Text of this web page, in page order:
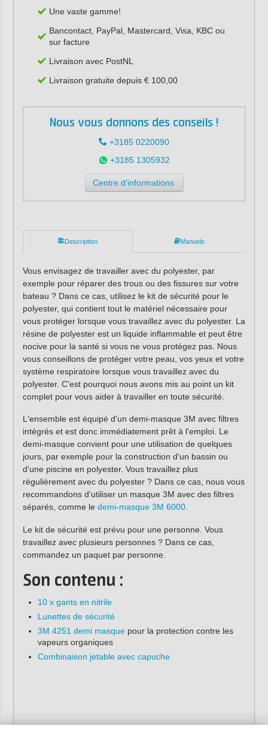
Une vaste gamme!
Bancontact, PayPal, Mastercard, Visa, KBC ou
sur facture
Livraison avec PostNL
Livraison gratuite depuis € 100,00
Nous vous donnons des conseils !
+3185 0220090
+3185 1305932
Centre d'informations
Description Manuels
Vous envisagez de travailler avec du polyester, par
exemple pour réparer des trous ou des fissures sur votre
bateau ? Dans ce cas, utilisez le kit de sécurité pour le
polyester, qui contient tout le matériel nécessaire pour
vous protéger lorsque vous travaillez avec du polyester. La
résine de polyester est un liquide inflammable et peut être
nocive pour la santé si vous ne vous protégez pas. Nous
vous conseillons de protéger votre peau, vos yeux et votre
système respiratoire lorsque vous travaillez avec du
polyester. C'est pourquoi nous avons mis au point un kit
complet pour vous aider à travailler en toute sécurité.
L'ensemble est équipé d'un demi-masque 3M avec filtres
intégrés et est donc immédiatement prêt à l'emploi. Le
demi-masque convient pour une utilisation de quelques
jours, par exemple pour la construction d'un bassin ou
d'une piscine en polyester. Vous travaillez plus
régulièrement avec du polyester ? Dans ce cas, nous vous
recommandons d'utiliser un masque 3M avec des filtres
séparés, comme le demi-masque 3M 6000.
Le kit de sécurité est prévu pour une personne. Vous
travaillez avec plusieurs personnes ? Dans ce cas,
commandez un paquet par personne.
Son contenu :
10 x gants en nitrile
Lunettes de sécurité
3M 4251 demi masquepour la protection contre les
vapeurs organiques
Combinaison jetable avec capuche